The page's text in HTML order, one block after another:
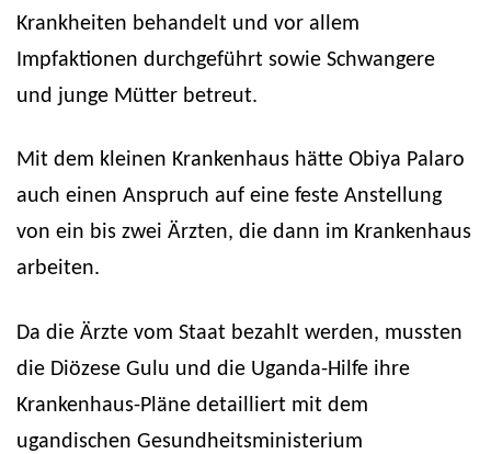
Krankheiten behandelt und vor allem
Impfaktionen durchgeführt sowie Schwangere
und junge Mütter betreut.
Mit dem kleinen Krankenhaus hätte Obiya Palaro
auch einen Anspruch auf eine feste Anstellung
von ein bis zwei Ärzten, die dann im Krankenhaus
arbeiten.
Da die Ärzte vom Staat bezahlt werden, mussten
die Diözese Gulu und die Uganda-Hilfe ihre
Krankenhaus-Pläne detailliert mit dem
ugandischen Gesundheitsministerium